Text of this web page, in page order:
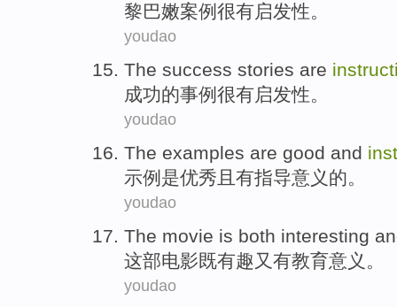
黎巴嫩案例 很有启发性。
youdao
The success stories are
成功的事例 很有启发性。
youdao
The examples are good and
示例 是优秀 且 有指导意义 的。
youdao
The movie is both interesting
这部电影既有趣 又 有教育意义。
youdao